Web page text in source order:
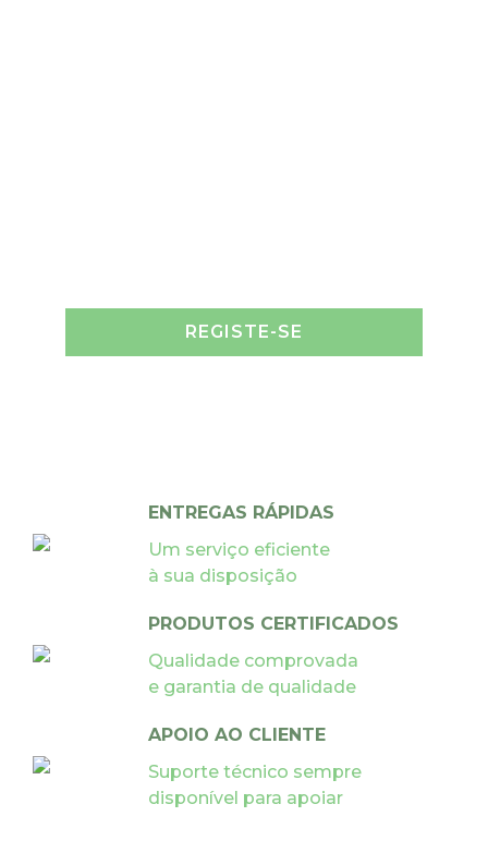
REGISTE-SE
ENTREGAS RÁPIDAS
Um serviço eficiente
à sua disposição
PRODUTOS CERTIFICADOS
Qualidade comprovada
e garantia de qualidade
APOIO AO CLIENTE
Suporte técnico sempre
disponível para apoiar